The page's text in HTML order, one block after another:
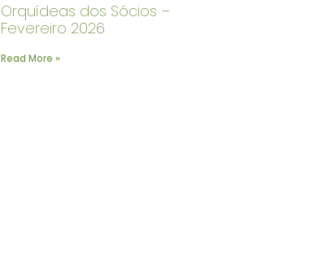
Orquídeas dos Sócios –
Fevereiro 2026
Read More »